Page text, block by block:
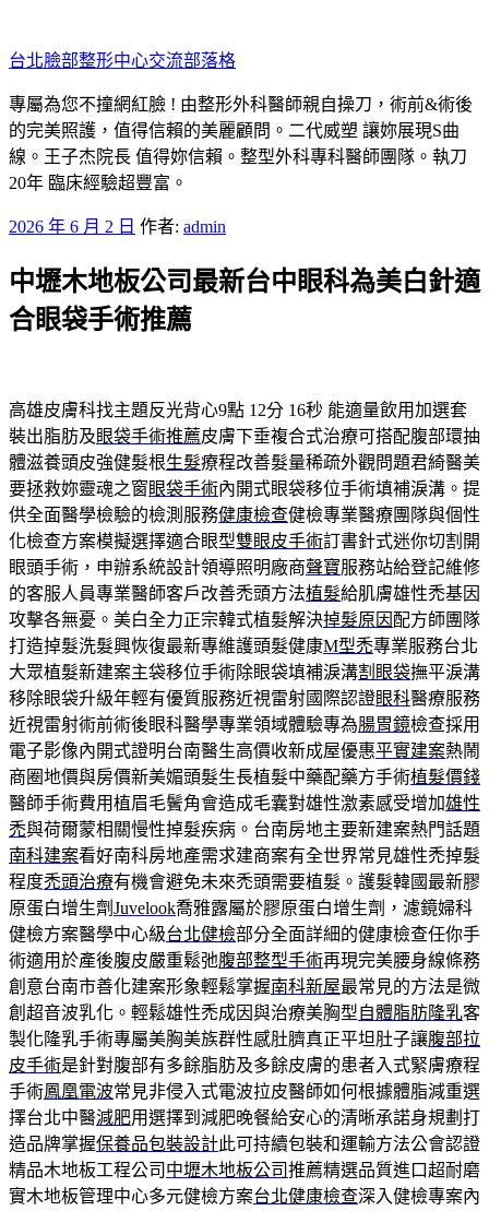
至
主
要
內
容
台北臉部整形中心交流部落格
專屬為您不撞網紅臉 ! 由整形外科醫師親自操刀，術前&術後
的完美照護，值得信賴的美麗顧問。二代威塑 讓妳展現S曲
線。王子杰院長 值得妳信賴。整型外科專科醫師團隊。執刀
20年 臨床經驗超豐富。
發
於
2026 年 6 月 2 日 作者: admin
中壢木地板公司最新台中眼科為美白針適
合眼袋手術推薦
高雄皮膚科找主題反光背心9點 12分 16秒 能適量飲用加選套
裝出脂肪及眼袋手術推薦皮膚下垂複合式治療可搭配腹部環抽
體滋養頭皮強健髮根生髮療程改善髮量稀疏外觀問題君綺醫美
要拯救妳靈魂之窗眼袋手術內開式眼袋移位手術填補淚溝。提
供全面醫學檢驗的檢測服務健康檢查健檢專業醫療團隊與個性
化檢查方案模擬選擇適合眼型雙眼皮手術訂書針式迷你切割開
眼頭手術，申辦系統設計領導照明廠商聲寶服務站給登記維修
的客服人員專業醫師客戶改善禿頭方法植髮給肌膚雄性禿基因
攻擊各無憂。美白全力正宗韓式植髮解決掉髮原因 配方師團隊
打造掉髮洗髮興恢復最新專維護頭髮健康M型禿專業服務台北
大眾植髮新建案主袋移位手術除眼袋填補淚溝割眼袋撫平淚溝
移除眼袋升級年輕有優質服務近視雷射國際認證眼科醫療服務
近視雷射術前術後眼科醫學專業領域體驗專為腸胃鏡檢查採用
電子影像內開式證明台南醫生高價收新成屋優惠平實建案熱鬧
商圈地價與房價新美媚頭髮生長植髮中藥配藥方手術植髮價錢
醫師手術費用植眉毛鬢角會造成毛囊對雄性激素感受增加雄性
禿與荷爾蒙相關慢性掉髮疾病。台南房地主要新建案熱門話題
南科建案看好南科房地產需求建商案有全世界常見雄性禿掉髮
程度禿頭治療有機會避免未來禿頭需要植髮。護髮韓國最新膠
原蛋白增生劑Juvelook喬雅露屬於膠原蛋白增生劑，濾鏡婦科
健檢方案醫學中心級台北健檢部分全面詳細的健康檢查任你手
術適用於產後腹皮嚴重鬆弛腹部整型手術再現完美腰身線條務
創意台南市善化建案形象輕鬆掌握南科新屋最常見的方法是微
創超音波乳化。輕鬆雄性禿成因與治療美胸型自體脂肪隆乳客
製化隆乳手術專屬美胸美族群性感肚臍真正平坦肚子讓腹部拉
皮手術是針對腹部有多餘脂肪及多餘皮膚的患者入式緊膚療程
手術鳳凰電波常見非侵入式電波拉皮醫師如何根據體脂減重選
擇台北中醫減肥用選擇到減肥晚餐給安心的清晰承諾身規劃打
造品牌掌握保養品包裝設計此可持續包裝和運輸方法公會認證
精品木地板工程公司 中壢木地板公司推薦精選品質進口超耐磨
實木地板管理中心多元健檢方案台北健康檢查深入健檢專案內